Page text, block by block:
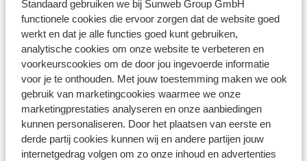
Standaard gebruiken we bij Sunweb Group GmbH
functionele cookies die ervoor zorgen dat de website goed
werkt en dat je alle functies goed kunt gebruiken,
analytische cookies om onze website te verbeteren en
voorkeurscookies om de door jou ingevoerde informatie
voor je te onthouden. Met jouw toestemming maken we ook
gebruik van marketingcookies waarmee we onze
marketingprestaties analyseren en onze aanbiedingen
kunnen personaliseren. Door het plaatsen van eerste en
derde partij cookies kunnen wij en andere partijen jouw
internetgedrag volgen om zo onze inhoud en advertenties
Skimateriaal
Andere accommodaties in Les
Menuires
Chalet Le Jardin de Rosalie
Chalet la Grange de Marcelline